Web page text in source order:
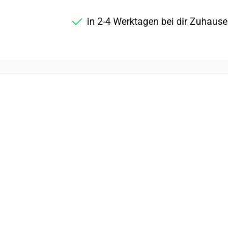
in 2-4 Werktagen bei dir Zuhause